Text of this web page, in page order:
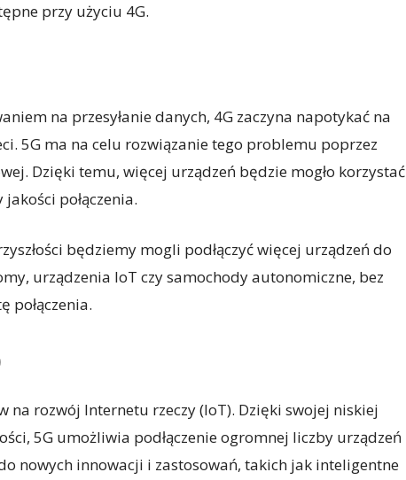
przy użyciu 4G.
na przesyłanie danych, 4G zaczyna napotykać na
5G ma na celu rozwiązanie tego problemu poprzez
Dzięki temu, więcej urządzeń będzie mogło korzystać
połączenia.
będziemy mogli podłączyć więcej urządzeń do
urządzenia IoT czy samochody autonomiczne, bez
połączenia.
na rozwój Internetu rzeczy (IoT). Dzięki swojej niskiej
5G umożliwia podłączenie ogromnej liczby urządzeń
nowych innowacji i zastosowań, takich jak inteligentne